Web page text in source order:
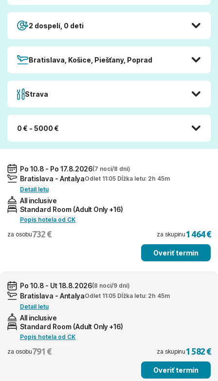
2 dospelí, 0 deti
Bratislava, Košice, Piešťany, Poprad
Strava
0 € - 5000 €
Po 10.8 - Po 17.8.2026(7 nocí/8 dní)
Bratislava - AntalyaOdlet 11:05 Dĺžka letu: 2h 45m
Detail letu
All inclusive
Standard Room (Adult Only +16)
Popis hotela od CK
za osobu732 € za skupinu1 464 €
Overiť termín
Po 10.8 - Ut 18.8.2026(8 nocí/9 dní)
Bratislava - AntalyaOdlet 11:05 Dĺžka letu: 2h 45m
Detail letu
All inclusive
Standard Room (Adult Only +16)
Popis hotela od CK
za osobu791 € za skupinu1 582 €
Overiť termín